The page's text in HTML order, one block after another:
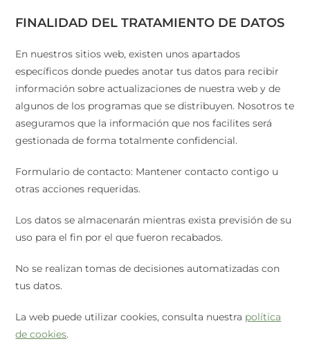
FINALIDAD DEL TRATAMIENTO DE DATOS
En nuestros sitios web, existen unos apartados
específicos donde puedes anotar tus datos para recibir
información sobre actualizaciones de nuestra web y de
algunos de los programas que se distribuyen. Nosotros te
aseguramos que la información que nos facilites será
gestionada de forma totalmente confidencial.
Formulario de contacto: Mantener contacto contigo u
otras acciones requeridas.
Los datos se almacenarán mientras exista previsión de su
uso para el fin por el que fueron recabados.
No se realizan tomas de decisiones automatizadas con
tus datos.
La web puede utilizar cookies, consulta nuestra política
de cookies.